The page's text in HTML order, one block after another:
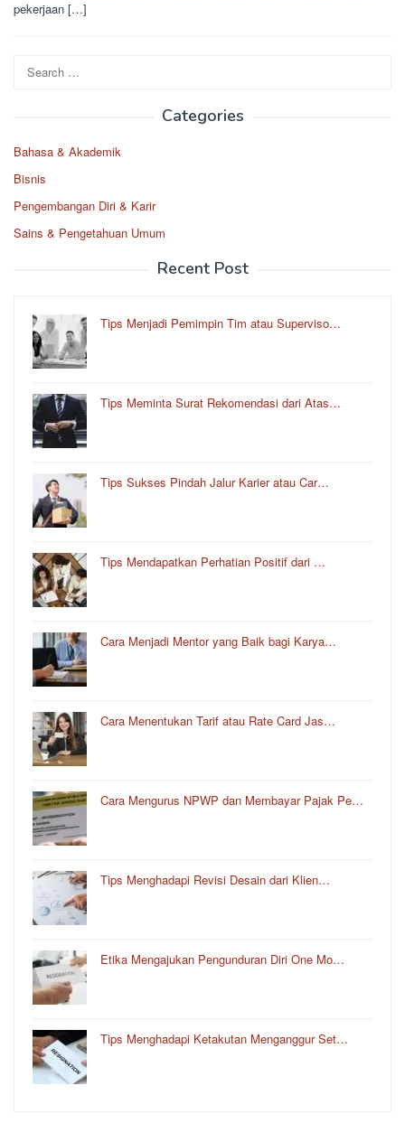
pekerjaan […]
Search
for:
Categories
Bahasa & Akademik
Bisnis
Pengembangan Diri & Karir
Sains & Pengetahuan Umum
Recent Post
Tips Menjadi Pemimpin Tim atau Superviso…
Tips Meminta Surat Rekomendasi dari Atas…
Tips Sukses Pindah Jalur Karier atau Car…
Tips Mendapatkan Perhatian Positif dari …
Cara Menjadi Mentor yang Baik bagi Karya…
Cara Menentukan Tarif atau Rate Card Jas…
Cara Mengurus NPWP dan Membayar Pajak Pe…
Tips Menghadapi Revisi Desain dari Klien…
Etika Mengajukan Pengunduran Diri One Mo…
Tips Menghadapi Ketakutan Menganggur Set…